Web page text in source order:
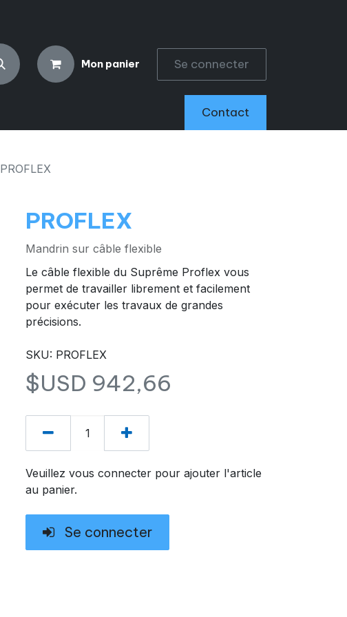
Mon panier Se connecter
Contact
PROFLEX
PROFLEX
Mandrin sur câble flexible
Le câble flexible du Suprême Proflex vous
permet de travailler librement et facilement
pour exécuter les travaux de grandes
précisions.
SKU: PROFLEX
$USD 942,66
Veuillez vous connecter pour ajouter l'article
au panier.
Se connecter